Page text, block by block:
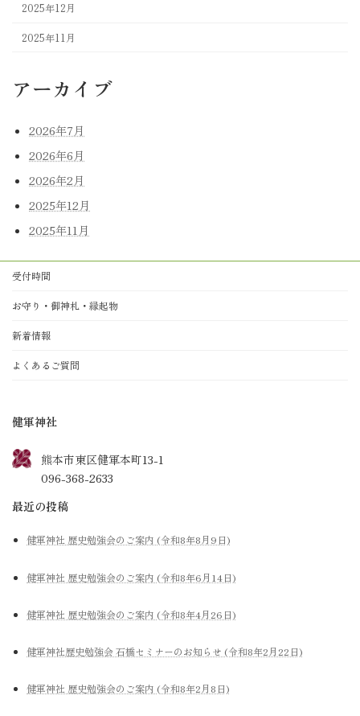
2025年12月
2025年11月
アーカイブ
2026年7月
2026年6月
2026年2月
2025年12月
2025年11月
受付時間
お守り・御神札・縁起物
新着情報
よくあるご質問
健軍神社
熊本市東区健軍本町13-1
096-368-2633
最近の投稿
健軍神社 歴史勉強会のご案内 (令和8年8月9日)
健軍神社 歴史勉強会のご案内 (令和8年6月14日)
健軍神社 歴史勉強会のご案内 (令和8年4月26日)
健軍神社歴史勉強会 石橋セミナーのお知らせ (令和8年2月22日)
健軍神社 歴史勉強会のご案内 (令和8年2月8日)